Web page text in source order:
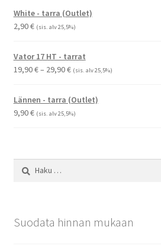
-
2,90 €
White - tarra (Outlet)
2,90€ (sis. alv 25,5%)
Vator 17 HT - tarrat
19,90€– 29,90€Hintaluokka:
-
29,90 €
(sis. alv 25,5%)
Lännen - tarra (Outlet)
9,90€ (sis. alv 25,5%)
Suodata hinnan mukaan